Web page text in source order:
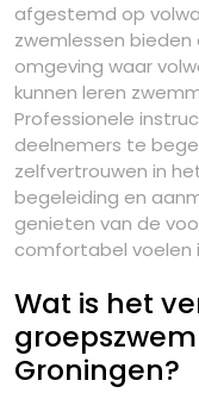
afgestemd op
zwemlessen
omgeving waar
kunnen leren
Professionele
deelnemers te
zelfvertrouwen in
begeleiding en
genieten van de
comfortabel voelen
Wat is het
Groningen?